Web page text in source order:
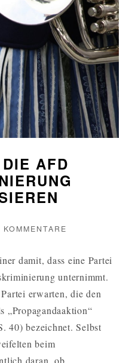
AFD
KOMMENTARE
DIE
AFD
damit, dass eine Partei
unternimmt.
erwarten, die den
„Propagandaaktion“
40) bezeichnet. Selbst
beim